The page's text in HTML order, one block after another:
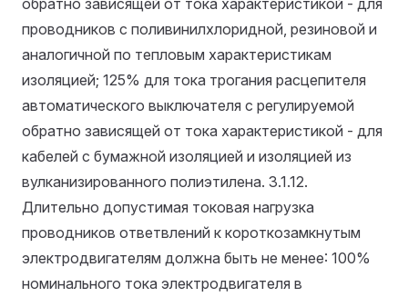
обратно зависящей от тока характеристикой - для
проводников с поливинилхлоридной, резиновой и
аналогичной по тепловым характеристикам
изоляцией; 125% для тока трогания расцепителя
автоматического выключателя с регулируемой
обратно зависящей от тока характеристикой - для
кабелей с бумажной изоляцией и изоляцией из
вулканизированного полиэтилена. 3.1.12.
Длительно допустимая токовая нагрузка
проводников ответвлений к короткозамкнутым
электродвигателям должна быть не менее: 100%
номинального тока электродвигателя в